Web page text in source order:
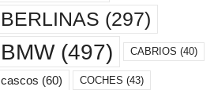
BERLINAS (297)
BMW(497) CABRIOS (40)
cascos (60) COCHES (43)